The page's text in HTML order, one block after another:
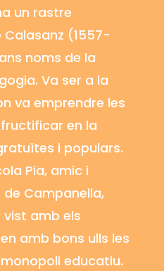
un rastre
Calasanz (1557-
noms de la
Va ser a la
va emprendre les
en la
i populars.
Pia, amic i
de Campanella,
amb els
amb bons ulls les
educatiu.